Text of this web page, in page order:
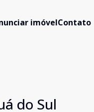
imóvelContato
do Sul